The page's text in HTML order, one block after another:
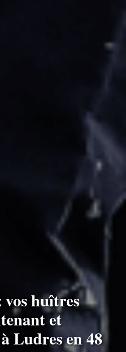
vos huîtres
et
Ludres en 48